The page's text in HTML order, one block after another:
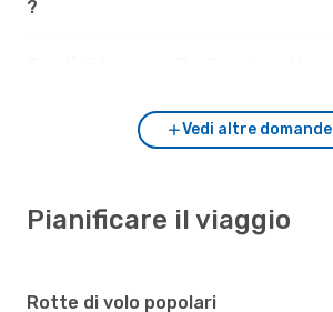
?
Vedi altre domande
Pianificare il viaggio
Rotte di volo popolari